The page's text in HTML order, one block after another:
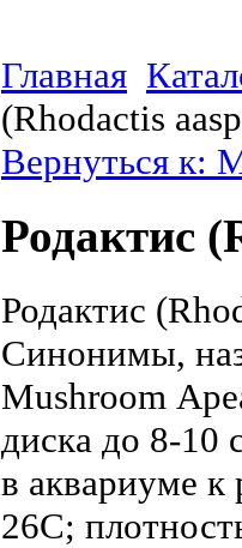
Главная
(Rhodactis
Вернуться к:
Родактис
Родактис
Синонимы,
Mushroom
диска до 8-
в аквариуме
26С;